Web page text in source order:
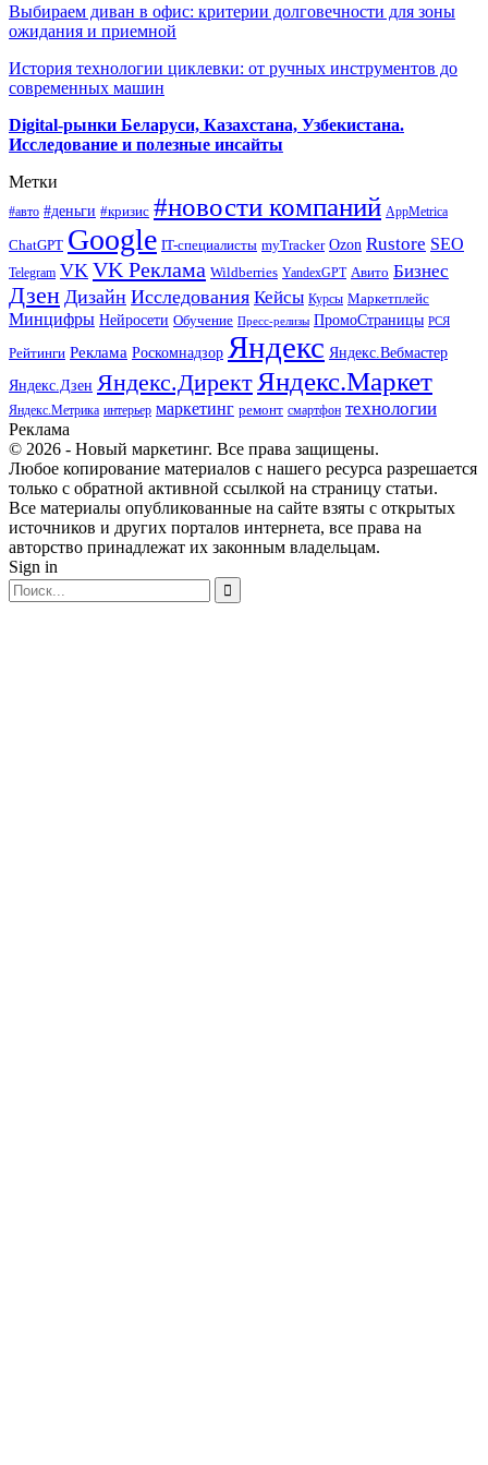
Выбираем диван в офис: критерии долговечности для зоны
ожидания и приемной
История технологии циклевки: от ручных инструментов до
современных машин
Digital-рынки Беларуси, Казахстана, Узбекистана.
Исследование и полезные инсайты
Метки
#авто #деньги #кризис #новости компаний AppMetrica
ChatGPT Google IT-специалисты myTracker Ozon Rustore SEO
Telegram VK VK Реклама Wildberries YandexGPT Авито Бизнес
Дзен Дизайн Исследования Кейсы Курсы Маркетплейс
Минцифры Нейросети Обучение Пресс-релизы ПромоСтраницы РСЯ
Рейтинги Реклама Роскомнадзор Яндекс Яндекс.Вебмастер
Яндекс.Дзен Яндекс.ДиректЯндекс.Маркет
Яндекс.Метрика интерьер маркетинг ремонт смартфон технологии
Реклама
© 2026 - Новый маркетинг. Все права защищены.
Любое копирование материалов с нашего ресурса разрешается
только с обратной активной ссылкой на страницу статьи.
Все материалы опубликованные на сайте взяты с открытых
источников и других порталов интернета, все права на
авторство принадлежат их законным владельцам.
Sign in